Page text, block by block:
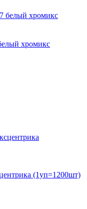
хромикс
(1уп=1200шт)